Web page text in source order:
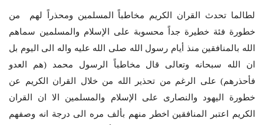
لطالما تحدث القران الكريم مخاطباً المسلمين ومحذراً لهم من
خطورة فئة خطيرة جداً محسوبة على الإسلام والمسلمين سماهم
الله بالمنافقين منذ أيام رسول الله صلى الله عليه واله الى اليوم بل
ان الله سبحانه وتعالى قال مخاطباً الرسول محمد (هم العدو
فأحذرهم) على الرغم من تحذير الله من خلال القران الكريم عن
خطورة اليهود والنصارى على الإسلام والمسلمين الا ان القران
الكريم اعتبر المنافقين اخطر منهم بألف مره الى درجة انه وصفهم